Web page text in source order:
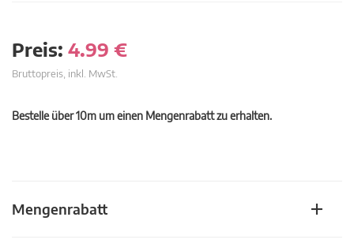
Preis: 4.99 €
Bruttopreis, inkl. MwSt.
Bestelle über 10m um einen Mengenrabatt zu erhalten.
Mengenrabatt